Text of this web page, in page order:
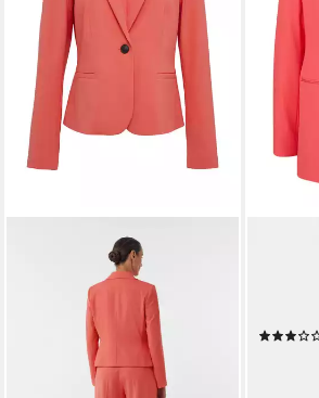
Jackenblazer Indoor-Jacke
Antaillierter Blazer mit
Reverskragen
ab 126,99 €
149,99 €
leider ausverkauft
Blazer
139,99
leider